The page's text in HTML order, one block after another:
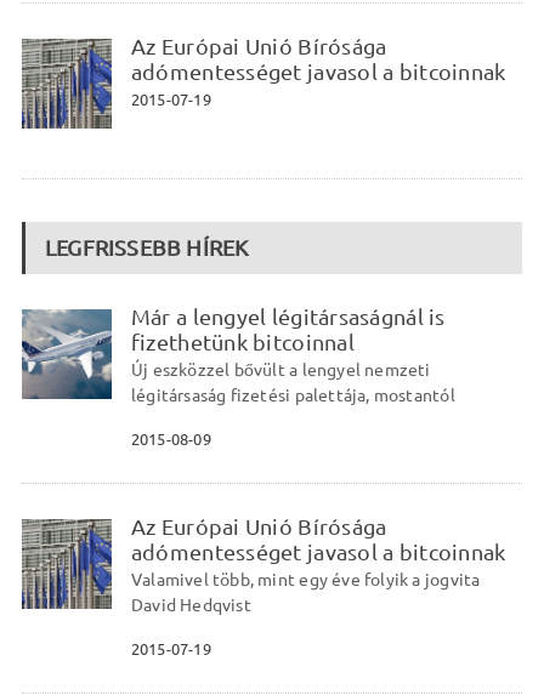
Az Európai Unió Bírósága
adómentességet javasol a bitcoinnak
2015-07-19
LEGFRISSEBB HÍREK
Már a lengyel légitársaságnál is
fizethetünk bitcoinnal
Új eszközzel bővült a lengyel nemzeti
légitársaság fizetési palettája, mostantól
2015-08-09
Az Európai Unió Bírósága
adómentességet javasol a bitcoinnak
Valamivel több, mint egy éve folyik a jogvita
David Hedqvist
2015-07-19